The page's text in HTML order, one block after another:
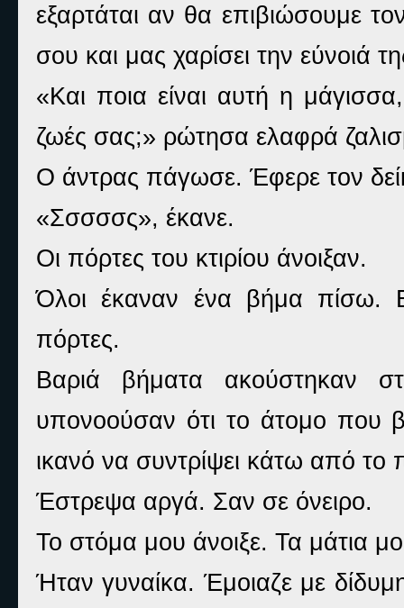
εξαρτάται αν θα επιβιώσουμε
σου και μας χαρίσει την εύνοιά
«Και ποια είναι αυτή η
ζωές σας;» ρώτησα ελαφρά
Ο άντρας πάγωσε. Έφερε τον
«Σσσσσς», έκανε.
Οι πόρτες του κτιρίου άνοιξαν.
Όλοι έκαναν ένα βήμα πίσω.
πόρτες.
Βαριά βήματα ακούστηκαν
υπονοούσαν ότι το άτομο που
ικανό να συντρίψει κάτω από το
Έστρεψα αργά. Σαν σε όνειρο.
Το στόμα μου άνοιξε. Τα μάτια
Ήταν γυναίκα. Έμοιαζε με